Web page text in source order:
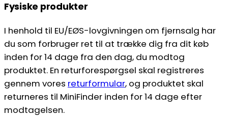
Fysiske produkter
I henhold til EU/EØS-lovgivningen om fjernsalg har
du som forbruger ret til at trække dig fra dit køb
inden for 14 dage fra den dag, du modtog
produktet. En returforespørgsel skal registreres
gennem vores returformular, og produktet skal
returneres til MiniFinder inden for 14 dage efter
modtagelsen.